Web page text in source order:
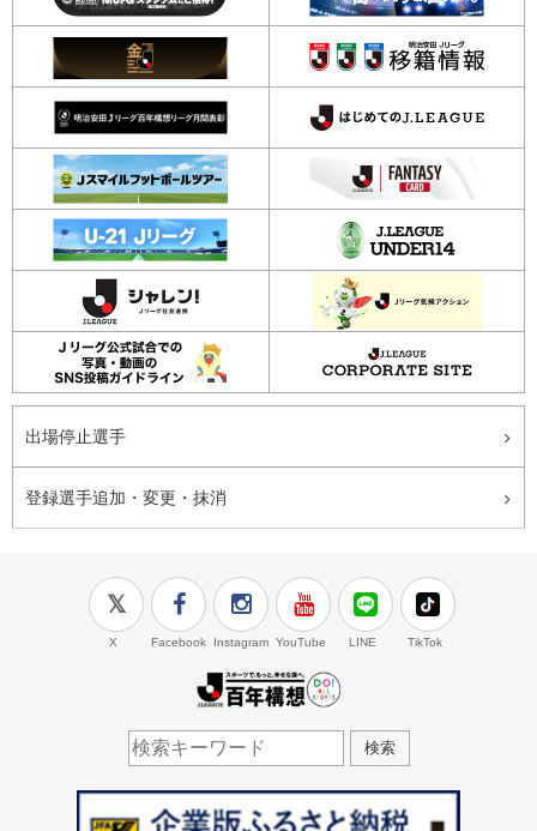
出場停止選手
登録選手追加・変更・抹消
X Facebook Instagram YouTube LINE TikTok
検索